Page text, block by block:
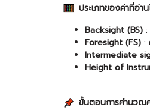
ประเภทของค่าที่อ่า
Backsight (BS)
Foresight (FS) :
Intermediate
Height of
ขั้นตอนการคำนวณ